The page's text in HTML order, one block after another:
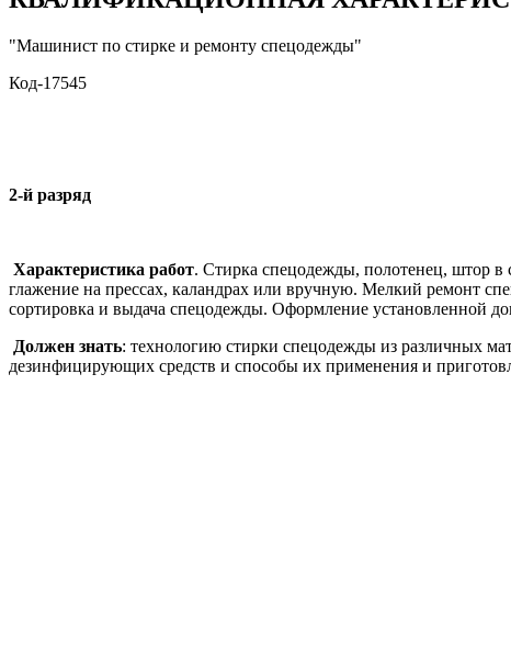
"Машинист по стирке и ремонту спецодежды"
Код-17545
2-й разряд
Характеристика работ. Стирка спецодежды, полотенец, штор
глажение на прессах, каландрах или вручную. Мелкий ремонт
сортировка и выдача спецодежды. Оформление установленной
Должен знать: технологию стирки спецодежды из различных
дезинфицирующих средств и способы их применения и